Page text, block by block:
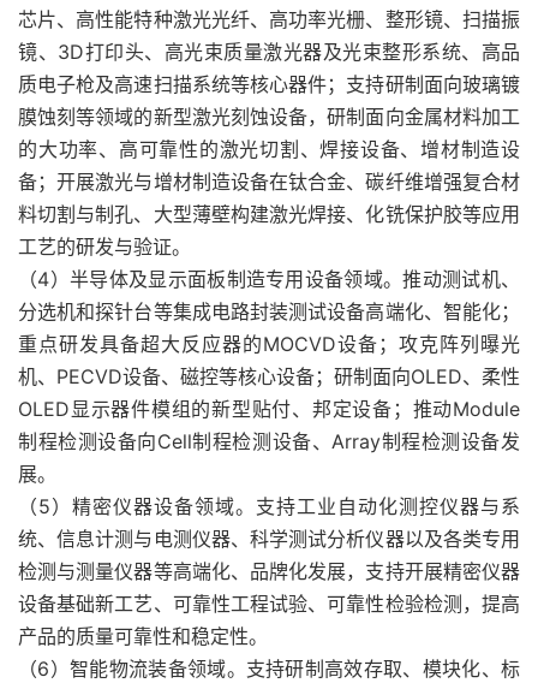
芯片、高性能特种激光光纤、高功率光栅、整形镜、扫描振
镜、3D打印头、高光束质量激光器及光束整形系统、高品
质电子枪及高速扫描系统等核心器件；支持研制面向玻璃镀
膜蚀刻等领域的新型激光刻蚀设备，研制面向金属材料加工
的大功率、高可靠性的激光切割、焊接设备、增材制造设
备；开展激光与增材制造设备在钛合金、碳纤维增强复合材
料切割与制孔、大型薄壁构建激光焊接、化铣保护胶等应用
工艺的研发与验证。
（4）半导体及显示面板制造专用设备领域。推动测试机、
分选机和探针台等集成电路封装测试设备高端化、智能化；
重点研发具备超大反应器的MOCVD设备；攻克阵列曝光
机、PECVD设备、磁控等核心设备；研制面向OLED、柔性
OLED显示器件模组的新型贴付、邦定设备；推动Module
制程检测设备向Cell制程检测设备、Array制程检测设备发
展。
（5）精密仪器设备领域。支持工业自动化测控仪器与系
统、信息计测与电测仪器、科学测试分析仪器以及各类专用
检测与测量仪器等高端化、品牌化发展，支持开展精密仪器
设备基础新工艺、可靠性工程试验、可靠性检验检测，提高
产品的质量可靠性和稳定性。
（6）智能物流装备领域。支持研制高效存取、模块化、标